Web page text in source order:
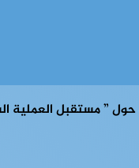
” مستقبل العملية